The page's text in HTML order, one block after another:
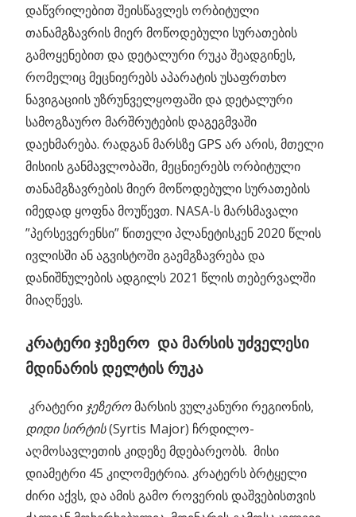
დაწვრილებით შეისწავლეს ორბიტული
თანამგზავრის მიერ მოწოდებული სურათების
გამოყენებით და დეტალური რუკა შეადგინეს,
რომელიც მეცნიერებს აპარატის უსაფრთხო
ნავიგაციის უზრუნველყოფაში და დეტალური
სამოგზაურო მარშრუტების დაგეგმვაში
დაეხმარება. რადგან მარსზე GPS არ არის, მთელი
მისიის განმავლობაში, მეცნიერებს ორბიტული
თანამგზავრების მიერ მოწოდებული სურათების
იმედად ყოფნა მოუწევთ. NASA-ს მარსმავალი
”პერსევერენსი” წითელი პლანეტისკენ 2020 წლის
ივლისში ან აგვისტოში გაემგზავრება და
დანიშნულების ადგილს 2021 წლის თებერვალში
მიაღწევს.
კრატერი ჯეზერო და მარსის უძველესი
მდინარის დელტის რუკა
კრატერი ჯეზერომარსის ვულკანური რეგიონის,
დიდი სირტის(Syrtis Major) ჩრდილო-
აღმოსავლეთის კიდეზე მდებარეობს. მისი
დიამეტრი 45 კილომეტრია. კრატერს ბრტყელი
ძირი აქვს, და ამის გამო როვერის დაშვებისთვის